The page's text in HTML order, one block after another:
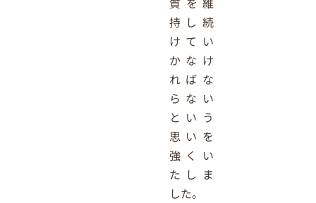
持し続
けてい
かなけ
ればな
らない
という
思いを
強くい
たしま
した。